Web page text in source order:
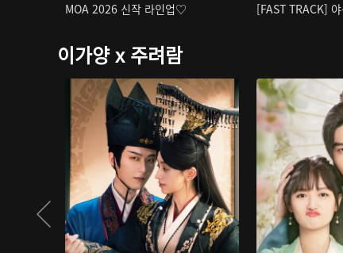
MOA 2026 신작 라인업♡ [FAST TRACK]
이가양 x 주려람